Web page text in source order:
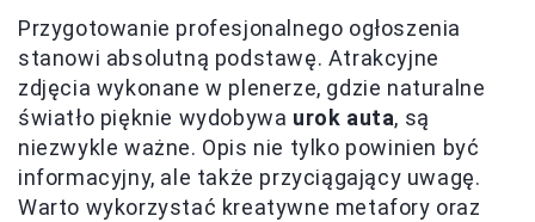
Przygotowanie profesjonalnego ogłoszenia
stanowi absolutną podstawę. Atrakcyjne
zdjęcia wykonane w plenerze, gdzie naturalne
światło pięknie wydobywa urok auta, są
niezwykle ważne. Opis nie tylko powinien być
informacyjny, ale także przyciągający uwagę.
Warto wykorzystać kreatywne metafory oraz